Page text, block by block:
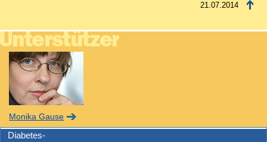
21.07.2014
Monika Gause
Diabetes-